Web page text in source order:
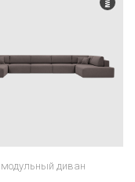
модульный диван